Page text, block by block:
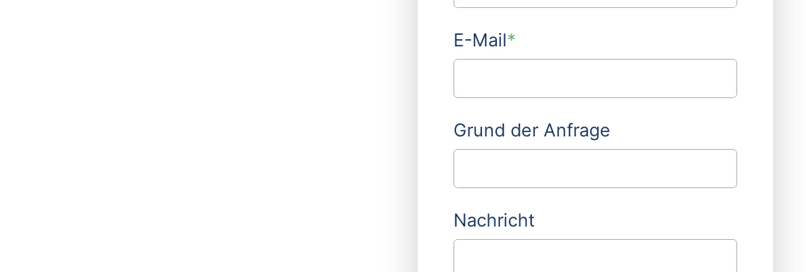
E-Mail*
Grund der Anfrage
Nachricht